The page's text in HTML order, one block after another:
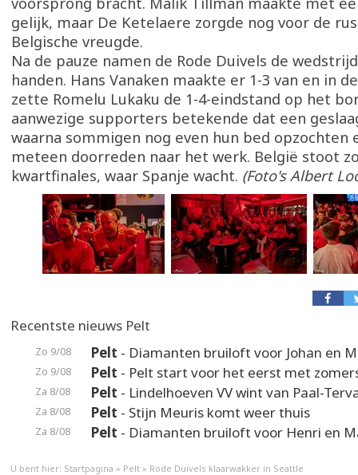
gelijk, maar De Ketelaere zorgde nog voor de
Belgische vreugde.
Na de pauze namen de Rode Duivels de
handen. Hans Vanaken maakte er 1-3 van en in
zette Romelu Lukaku de 1-4-eindstand op het
aanwezige supporters betekende dat een
waarna sommigen nog even hun bed opzochten
meteen doorreden naar het werk. België stoot
kwartfinales, waar Spanje wacht. (Foto's Albert
Recentste nieuws Pelt
Zo 9/08 Pelt - Diamanten bruiloft voor Johan en
Zo 9/08 Pelt - Pelt start voor het eerst met
Za 8/08 Pelt - Lindelhoeven VV wint van Paal-
Za 8/08 Pelt - Stijn Meuris komt weer thuis
Za 8/08 Pelt - Diamanten bruiloft voor Henri en
U bent hier: Startpagina » Pelt » Rode Duivels klaarwakker in Seattle